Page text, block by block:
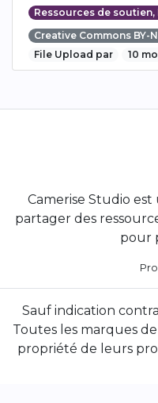
Ressources de
Creative Commons
File Upload par
10
Camerise Studio
partager des
pour
Sauf indication
Toutes les marques
propriété de leurs